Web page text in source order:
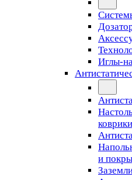
Иглы-
и